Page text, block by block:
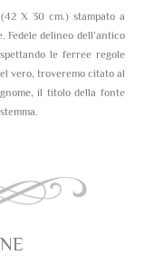
X 30 cm.) stampato a
Fedele delineo dell’antico
le ferree regole
vero, troveremo citato al
il titolo della fonte